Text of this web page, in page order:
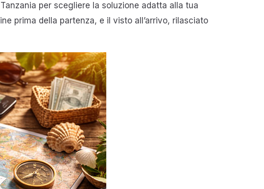
per scegliere la soluzione adatta alla tua
prima della partenza, e il visto all’arrivo, rilasciato